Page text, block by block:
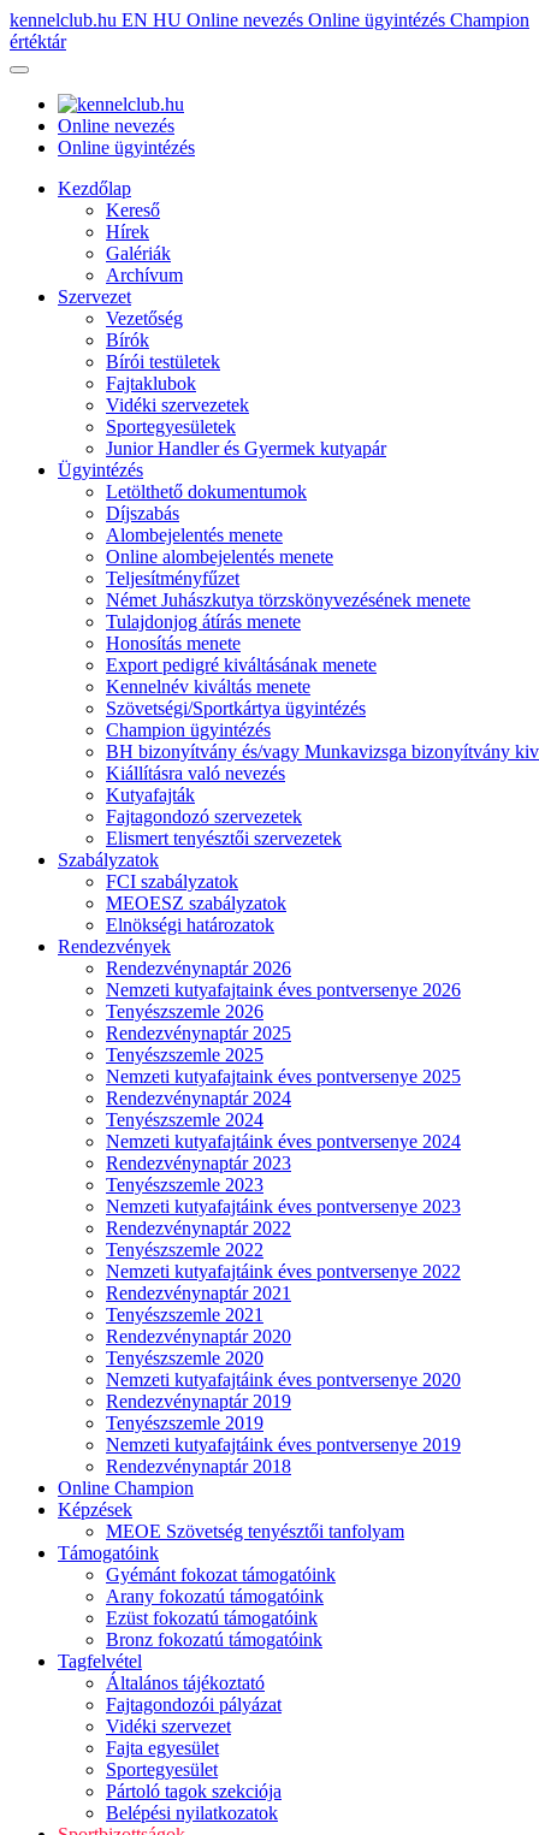
kennelclub.hu EN HU Online nevezés Online ügyintézés Champion
értéktár
Online nevezés
Online ügyintézés
Kezdőlap
Kereső
Hírek
Galériák
Archívum
Szervezet
Vezetőség
Bírók
Bírói testületek
Fajtaklubok
Vidéki szervezetek
Sportegyesületek
Junior Handler és Gyermek kutyapár
Ügyintézés
Letölthető dokumentumok
Díjszabás
Alombejelentés menete
Online alombejelentés menete
Teljesítményfűzet
Német Juhászkutya törzskönyvezésének menete
Tulajdonjog átírás menete
Honosítás menete
Export pedigré kiváltásának menete
Kennelnév kiváltás menete
Szövetségi/Sportkártya ügyintézés
Champion ügyintézés
BH bizonyítvány és/vagy Munkavizsga bizonyítvány
Kiállításra való nevezés
Kutyafajták
Fajtagondozó szervezetek
Elismert tenyésztői szervezetek
Szabályzatok
FCI szabályzatok
MEOESZ szabályzatok
Elnökségi határozatok
Rendezvények
Rendezvénynaptár 2026
Nemzeti kutyafajtaink éves pontversenye 2026
Tenyészszemle 2026
Rendezvénynaptár 2025
Tenyészszemle 2025
Nemzeti kutyafajtaink éves pontversenye 2025
Rendezvénynaptár 2024
Tenyészszemle 2024
Nemzeti kutyafajtáink éves pontversenye 2024
Rendezvénynaptár 2023
Tenyészszemle 2023
Nemzeti kutyafajtáink éves pontversenye 2023
Rendezvénynaptár 2022
Tenyészszemle 2022
Nemzeti kutyafajtáink éves pontversenye 2022
Rendezvénynaptár 2021
Tenyészszemle 2021
Rendezvénynaptár 2020
Tenyészszemle 2020
Nemzeti kutyafajtáink éves pontversenye 2020
Rendezvénynaptár 2019
Tenyészszemle 2019
Nemzeti kutyafajtáink éves pontversenye 2019
Rendezvénynaptár 2018
Online Champion
Képzések
MEOE Szövetség tenyésztői tanfolyam
Támogatóink
Gyémánt fokozat támogatóink
Arany fokozatú támogatóink
Ezüst fokozatú támogatóink
Bronz fokozatú támogatóink
Tagfelvétel
Általános tájékoztató
Fajtagondozói pályázat
Vidéki szervezet
Fajta egyesület
Sportegyesület
Pártoló tagok szekciója
Belépési nyilatkozatok